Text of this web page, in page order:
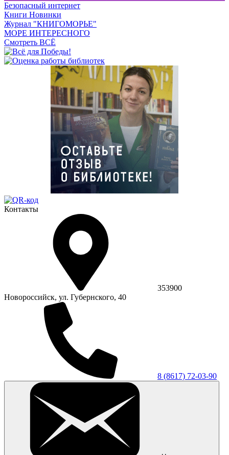
Безопасный интернет
Книги Новинки
Журнал "КНИГОМОРЬЕ"
МОРЕ ИНТЕРЕСНОГО
Смотреть ВСЁ
Контакты
353900
Новороссийск, ул. Губернского, 40
8 (8617) 72-03-90